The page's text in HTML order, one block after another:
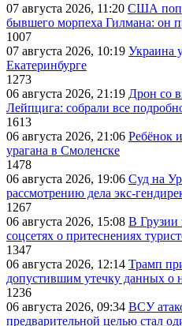
07 августа 2026, 11:20 США
бывшего морпеха Гилмана: он
1007
07 августа 2026, 10:19 Украина
Екатеринбурге
1273
06 августа 2026, 21:19 Дрон со
Лейпцига: собрали все
1613
06 августа 2026, 21:06 Ребёнок
урагана в Смоленске
1478
06 августа 2026, 19:06 Суд на
рассмотрению дела экс-
1267
06 августа 2026, 15:08 В Грузии
соцсетях о притеснениях
1347
06 августа 2026, 12:14 Трамп
допустившим утечку данных о
1236
06 августа 2026, 09:34 ВСУ
предварительной целью стал